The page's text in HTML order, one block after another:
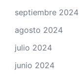
septiembre 2024
agosto 2024
julio 2024
junio 2024